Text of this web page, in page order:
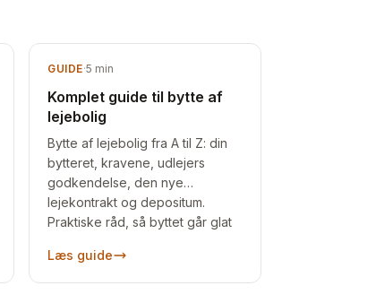
GUIDE·5 min
Komplet guide til bytte af
lejebolig
Bytte af lejebolig fra A til Z: din
bytteret, kravene, udlejers
godkendelse, den nye
lejekontrakt og depositum.
Praktiske råd, så byttet går glat
Læs guide